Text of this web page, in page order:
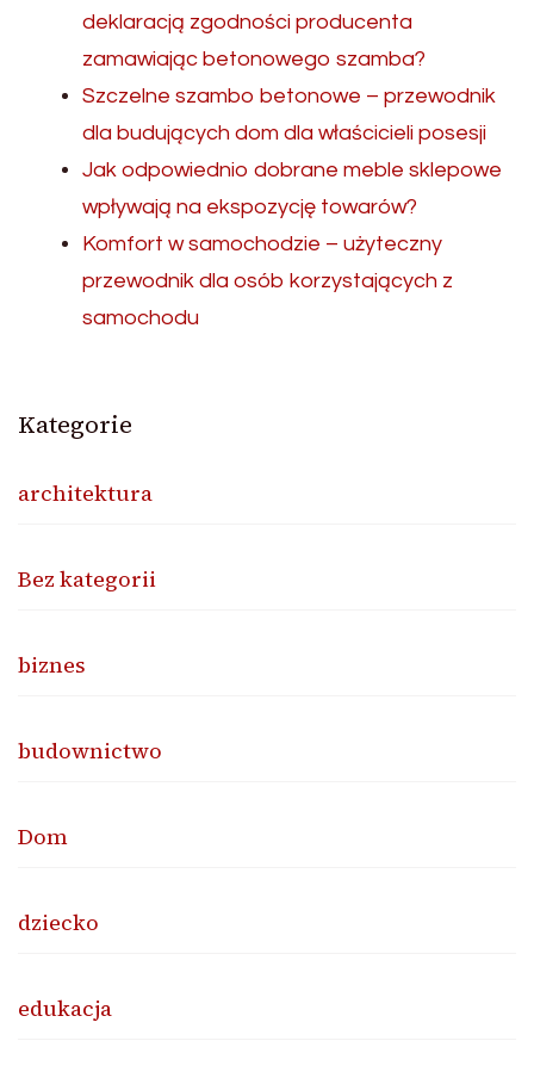
deklaracją zgodności producenta
zamawiając betonowego szamba?
Szczelne szambo betonowe – przewodnik
dla budujących dom dla właścicieli posesji
Jak odpowiednio dobrane meble sklepowe
wpływają na ekspozycję towarów?
Komfort w samochodzie – użyteczny
przewodnik dla osób korzystających z
samochodu
Kategorie
architektura
Bez kategorii
biznes
budownictwo
Dom
dziecko
edukacja